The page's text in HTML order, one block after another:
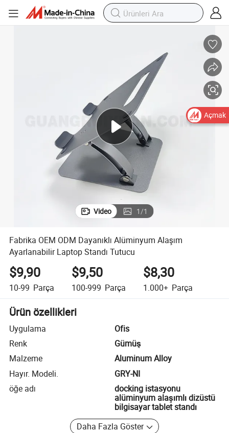
Video 1/1
Fabrika OEM ODM Dayanıklı Alüminyum Alaşım
Ayarlanabilir Laptop Standı Tutucu
$9,90
10-99 Parça
$9,50
100-999 Parça
$8,30
1.000+ Parça
Ürün özellikleri
Uygulama
Ofis
Renk
Gümüş
Malzeme
Aluminum Alloy
Hayır. Modeli.
GRY-NI
öğe adı
docking istasyonu
alüminyum alaşımlı dizüstü
bilgisayar tablet standı
Daha Fazla Göster
Açmak